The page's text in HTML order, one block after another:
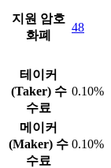
지원 암호
화폐
48
테이커
(Taker) 수
수료
0.10%
메이커
(Maker) 수
수료
0.10%